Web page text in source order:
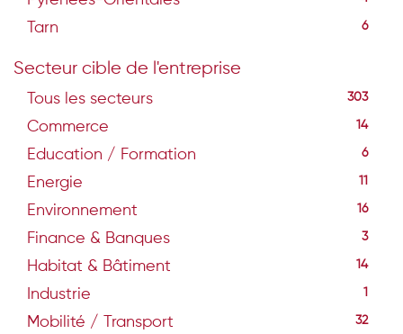
Tarn 6
Secteur cible de l'entreprise
Tous les secteurs 303
Commerce 14
Education / Formation 6
Energie 11
Environnement 16
Finance & Banques 3
Habitat & Bâtiment 14
Industrie 1
Mobilité / Transport 32